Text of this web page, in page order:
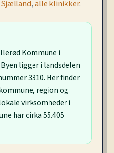
Sjælland,alle klinikker.
Kommune i
ligger i landsdelen
3310. Her finder
region og
virksomheder i
har cirka 55.405